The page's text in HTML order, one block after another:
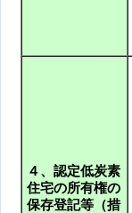
４、認定低炭素
住宅の所有権の
保存登記等（措